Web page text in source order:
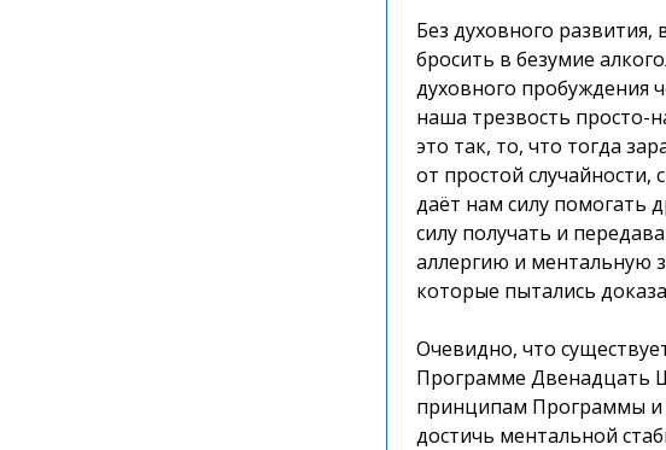
Без духовного
бросить в безумие
духовного пробуждения
наша трезвость просто-
это так, то, что тогда
от простой случайности,
даёт нам силу помогать
силу получать и
аллергию и ментальную
которые пытались
Очевидно, что
Программе Двенадцать
принципам Программы и
достичь ментальной